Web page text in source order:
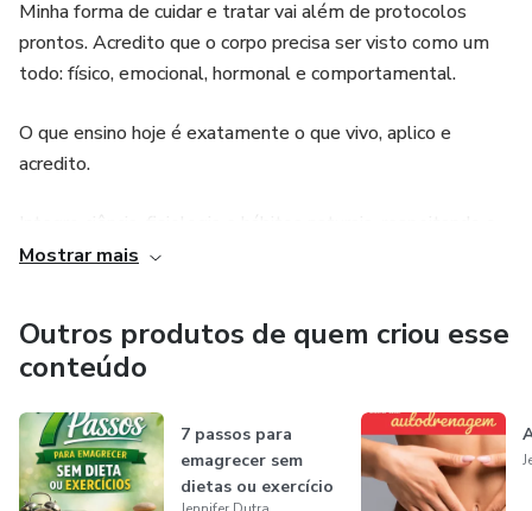
criado especialmente para oferecer esse caminho seguro e
acessível. Ele é totalmente online, com aulas curtas,
práticas e legendadas, que podem ser assistidas no seu
Minha forma de cuidar e tratar vai além de protocolos
prontos. Acredito que o corpo precisa ser visto como um
todo: físico, emocional, hormonal e comportamental.
O que ensino hoje é exatamente o que vivo, aplico e
acredito.
ritmo do corpo e a individualidade de cada mulher. Meu
Mostrar mais
Outros produtos de quem criou esse
conteúdo
7 passos para
emagrecer sem
dietas ou exercício